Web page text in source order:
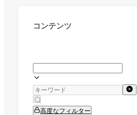
コンテンツ
高度なフィルター